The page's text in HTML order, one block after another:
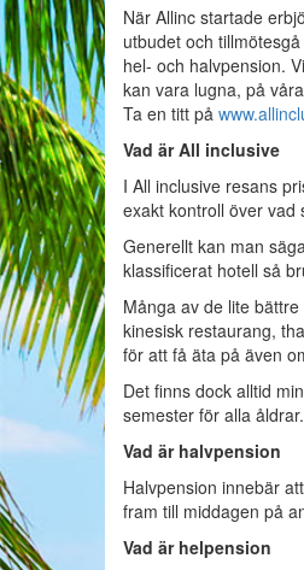
När Allinc startade
utbudet och
hel- och halvpension.
kan vara lugna, på
Ta en titt på
Vad är All inclusive
I All inclusive resans
exakt kontroll över vad
Generellt kan man
klassificerat hotell så
Många av de lite
kinesisk restaurang,
för att få äta på även
Det finns dock alltid
semester för alla åldrar.
Vad är halvpension
Halvpension innebär
fram till middagen på
Vad är helpension